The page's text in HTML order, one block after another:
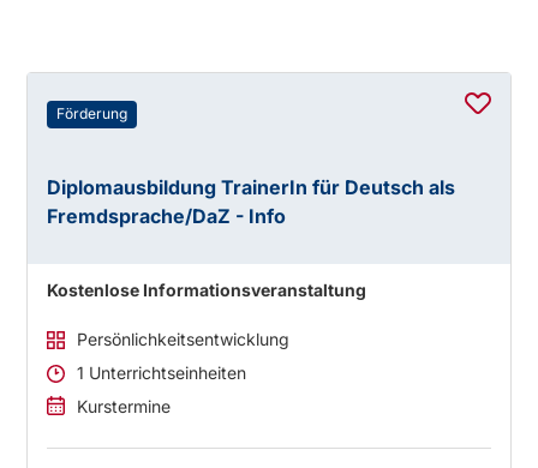
Förderung
Diplomausbildung TrainerIn für Deutsch als
Fremdsprache/DaZ - Info
Kostenlose Informationsveranstaltung
Persönlichkeitsentwicklung
1 Unterrichtseinheiten
Kurstermine